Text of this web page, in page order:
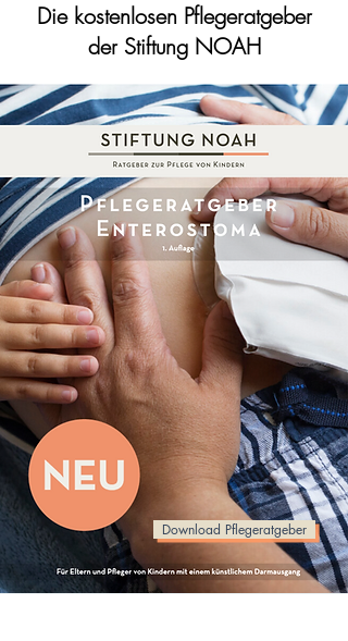
Die kostenlosen Pflegeratgeber
der Stiftung NOAH
Download Pflegeratgeber